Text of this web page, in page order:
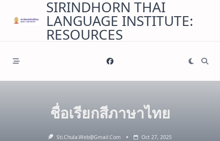
SIRINDHORN THAI
LANGUAGE INSTITUTE:
RESOURCES
ชื่อเรียกสีภาษาไทย
Sti.chula.web@gmail.com Oct 27, 2025